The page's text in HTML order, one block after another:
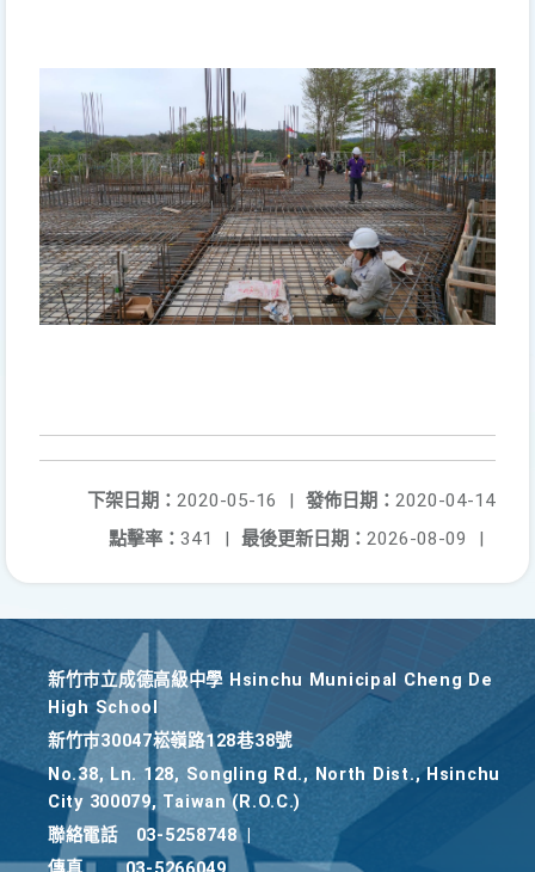
發佈日期： 2020-04-14
下架日期： 2020-05-16
|
最後更新日期： 2026-08-09 |
點擊率： 341 |
新竹巿立成德高級中學 Hsinchu Municipal Cheng De
High School
新竹巿30047崧嶺路128巷38號
No.38, Ln. 128, Songling Rd., North Dist., Hsinchu
City 300079, Taiwan (R.O.C.)
聯絡電話
03-5258748